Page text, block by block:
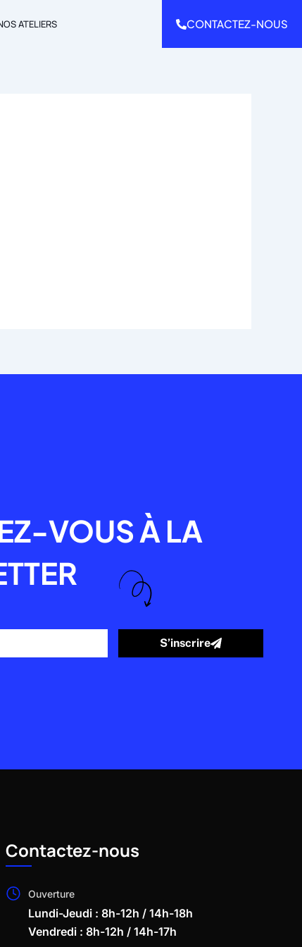
ATELIERS CONTACTEZ-NOUS
VOUS À LA
S’inscrire
Contactez-nous
Ouverture
Lundi-Jeudi : 8h-12h / 14h-18h
Vendredi : 8h-12h / 14h-17h